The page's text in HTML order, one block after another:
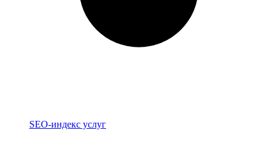
Индекс
SEO-индекс услуг